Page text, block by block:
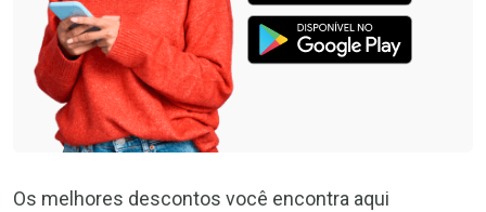
Os melhores descontos você encontra aqui